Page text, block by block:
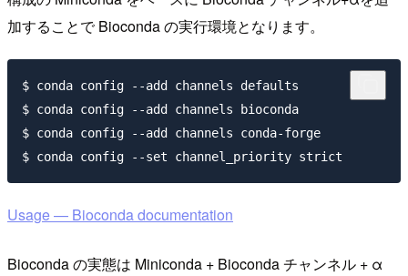
加することで Bioconda の実行環境となります。
$ conda config --add channels defaults
$ conda config --add channels bioconda
$ conda config --add channels conda-forge
Usage — Bioconda documentation
Bioconda の実態は Miniconda + Bioconda チャンネル + α